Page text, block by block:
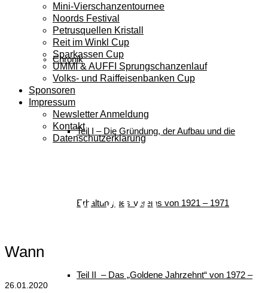
Chronik
Teil I – Die Gründung, der Aufbau und die
Erhaltung des Vereins von 1921 – 1971
Teil II – Das „Goldene Jahrzehnt“ von 1972 –
Mini-Vierschanzentournee
Noords Festival
Petrusquellen Kristall
Reit im Winkl Cup
Sparkassen Cup
UMMI & AUFFI Sprungschanzenlauf
Volks- und Raiffeisenbanken Cup
Sponsoren
Impressum
Newsletter Anmeldung
Kontakt
Datenschutzerklärung
Trophy 2020
Wann
26.01.2020